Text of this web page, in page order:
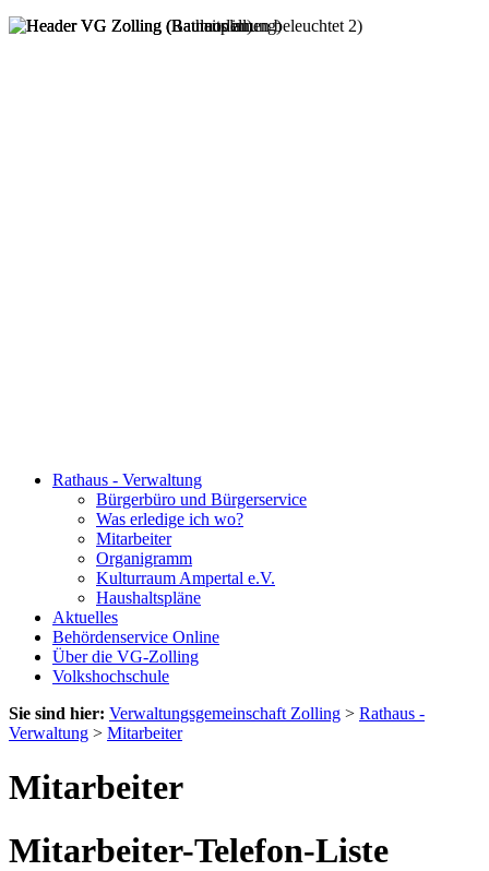
Rathaus - Verwaltung
Bürgerbüro und Bürgerservice
Was erledige ich wo?
Mitarbeiter
Organigramm
Kulturraum Ampertal e.V.
Haushaltspläne
Aktuelles
Behördenservice Online
Über die VG-Zolling
Volkshochschule
Sie sind hier: Verwaltungsgemeinschaft Zolling > Rathaus -
Verwaltung > Mitarbeiter
Mitarbeiter
Mitarbeiter-Telefon-Liste